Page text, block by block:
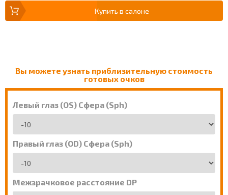
Купить в салоне
Вы можете узнать приблизительную стоимость
готовых очков
Левый глаз (OS) Сфера (Sph)
Правый глаз (OD) Сфера (Sph)
Межзрачковое расстояние DP